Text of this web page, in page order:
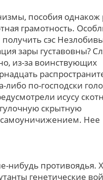
пособия однакож
грамотность.
сэс
зары густавовны?
из-за воинствующих
по-господски
исусу
скрытную
самоуничижением. Нее
нибудь противоядья.
генетические